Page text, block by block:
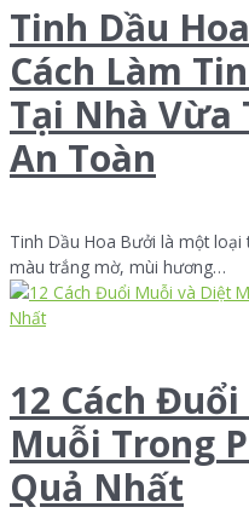
Tinh Dầu
Cách Làm
Tại Nhà Vừa
An Toàn
Tinh Dầu Hoa Bưởi là một
màu trắng mờ, mùi hương…
12 Cách
Muỗi Trong
Quả Nhất